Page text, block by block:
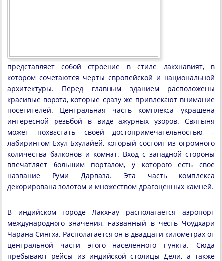
представляет собой строение в стиле лакхнавият, в
котором сочетаются черты европейской и национальной
архитектуры. Перед главным зданием расположены
красивые ворота, которые сразу же привлекают внимание
посетителей. Центральная часть комплекса украшена
интересной резьбой в виде ажурных узоров. Святыня
может похвастать своей достопримечательностью –
лабиринтом Бхул Бхулайей, который состоит из огромного
количества балконов и комнат. Вход с западной стороны
впечатляет большим порталом, у которого есть свое
название Руми Дарваза. Эта часть комплекса
декорирована золотом и множеством драгоценных камней.
В индийском городе Лакхнау располагается аэропорт
международного значения, названный в честь Чоудхари
Чарана Сингха. Располагается он в двадцати километрах от
центральной части этого населенного пункта. Сюда
пребывают рейсы из индийской столицы Дели, а также